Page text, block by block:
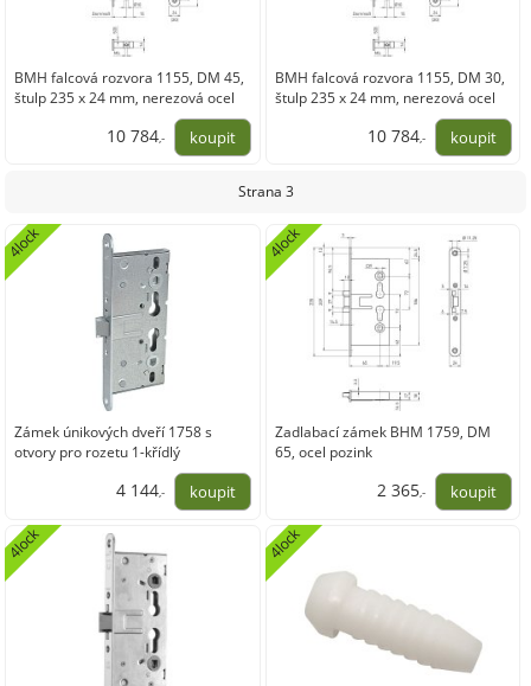
BMH falcová rozvora 1155, DM 45,
štulp 235 x 24 mm, nerezová ocel
10 784,-
BMH falcová rozvora 1155, DM 30,
štulp 235 x 24 mm, nerezová ocel
10 784,-
Strana 3
Zámek únikových dveří 1758 s
otvory pro rozetu 1-křídlý
4lock
4 144,-
Zadlabací zámek BHM 1759, DM
65, ocel pozink
4lock
2 365,-
4lock 4lock